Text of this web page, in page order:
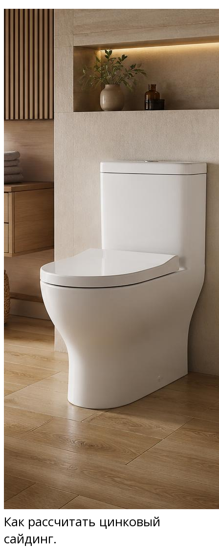
Как рассчитать цинковый
сайдинг.